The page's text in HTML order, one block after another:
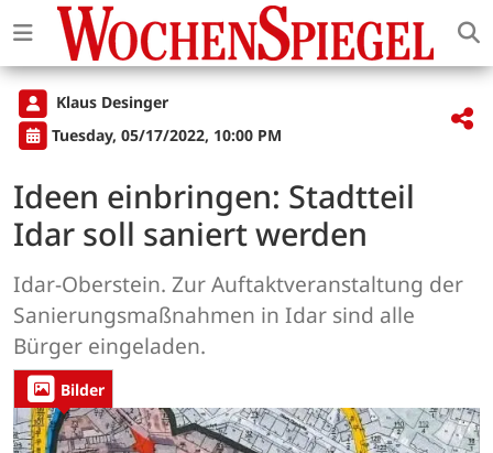
Klaus Desinger
Tuesday, 05/17/2022, 10:00 PM
Ideen einbringen: Stadtteil
Idar soll saniert werden
Idar-Oberstein. Zur Auftaktveranstaltung der
Sanierungsmaßnahmen in Idar sind alle
Bürger eingeladen.
Bilder